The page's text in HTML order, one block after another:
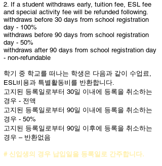
2. If a student withdraws early, tuition fee, ESL fee
and special activity fee will be refunded following.
withdraws before 30 days from school registration
day - 100%
withdraws before 90 days from school registration
day - 50%
withdraws after 90 days from school registration day
- non-refundable
학기 중 학교를 떠나는 학생은 다음과 같이 수업료,
ESL비용과 특별활동비를 반환합니다.
고지된 등록일로부터 30일 이내에 등록을 취소하는
경우 - 전액
고지된 등록일로부터 90일 이내에 등록을 취소하는
경우 - 50%
고지된 등록일로부터 90일 이후에 등록을 취소하는
경우 – 반환없음
# 신입생의 경우 납입일을 등록일로 간주합니다.